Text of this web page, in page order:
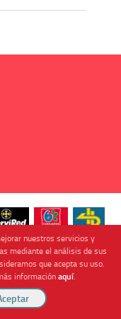
nuestros servicios y
mediante el análisis de sus
que acepta su uso.
informaciónaquí.